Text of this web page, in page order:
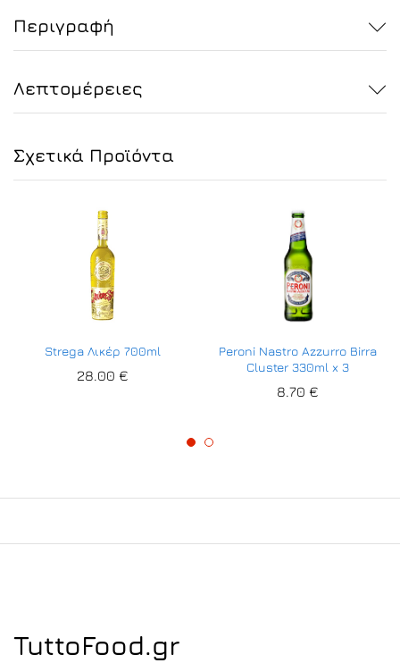
Περιγραφή
Λεπτομέρειες
Σχετικά Προϊόντα
Strega Λικέρ 700ml
28.00 €
Peroni Nastro Azzurro Birra
Cluster 330ml x 3
8.70 €
TuttoFood.gr